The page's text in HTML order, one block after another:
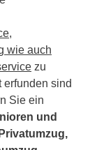
wie auch
zu
erfunden sind
Sie ein
und